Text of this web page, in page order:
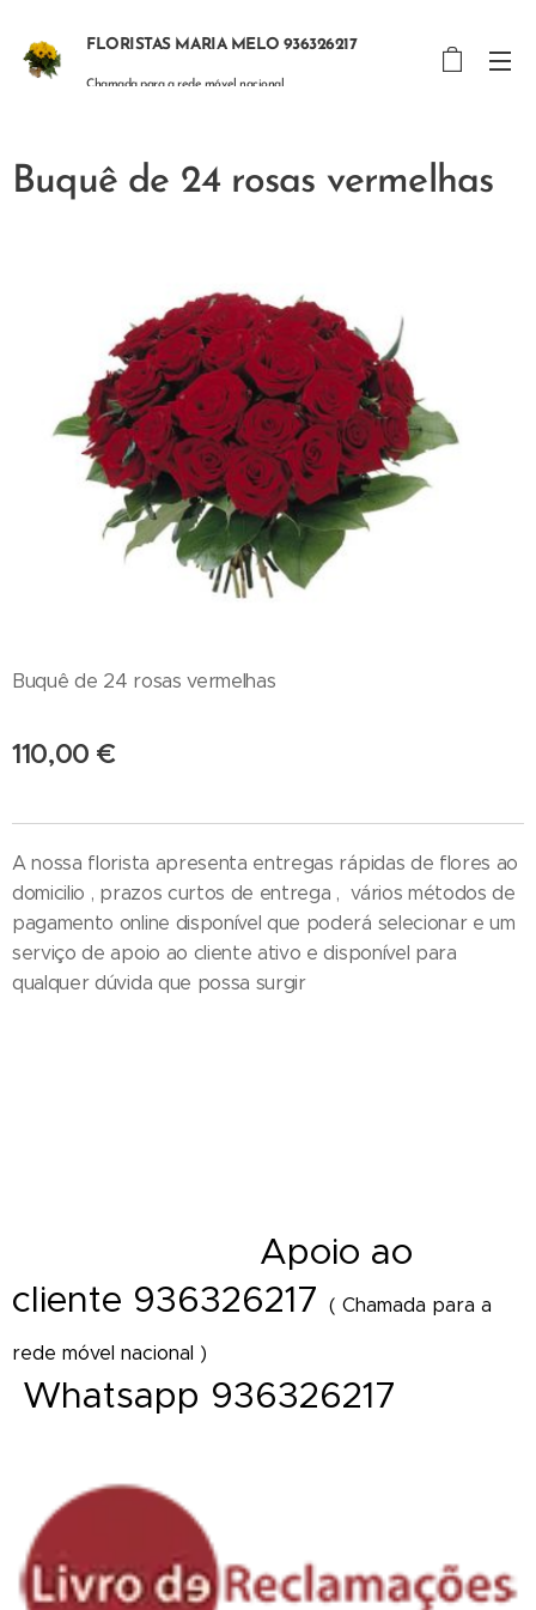
FLORISTAS MARIA MELO 936326217
Chamada para a rede móvel nacional
Buquê de 24 rosas vermelhas
Buquê de 24 rosas vermelhas
110,00 €
A nossa florista apresenta entregas rápidas de flores ao
domicilio , prazos curtos de entrega , vários métodos de
pagamento online disponível que poderá selecionar e um
serviço de apoio ao cliente ativo e disponível para
qualquer dúvida que possa surgir
Apoio ao
cliente 936326217 ( Chamada para a
rede móvel nacional )
Whatsapp 936326217